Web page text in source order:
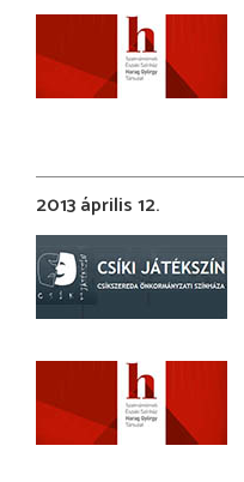
2013 április 12.